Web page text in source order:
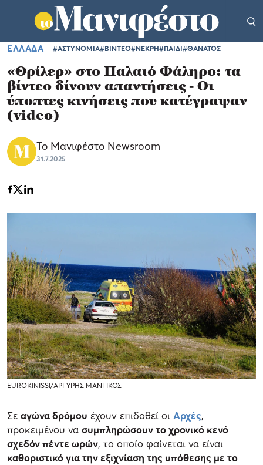
ΕΛΛΑΔΑ #ΑΣΤΥΝΟΜΙΑ#ΒΙΝΤΕΟ#ΝΕΚΡΗ#ΠΑΙΔΙ#ΘΑΝΑΤΟΣ
«Θρίλερ» στο Παλαιό Φάληρο: τα
βίντεο δίνουν απαντήσεις - Οι
ύποπτες κινήσεις που κατέγραψαν
(video)
Το Μανιφέστο Newsroom
31.7.2025
EUROKINISSI/ΑΡΓΥΡΗΣ ΜΑΝΤΙΚΟΣ
Σε αγώνα δρόμου έχουν επιδοθεί οι Αρχές,
προκειμένου να συμπληρώσουν το χρονικό κενό
σχεδόν πέντε ωρών, το οποίο φαίνεται να είναι
καθοριστικό για την εξιχνίαση της υπόθεσης με το